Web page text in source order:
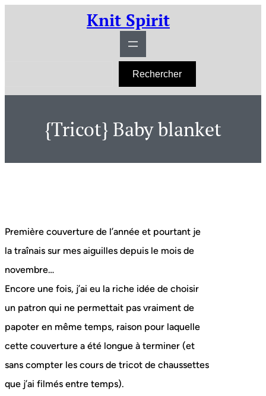
Knit Spirit
h
Rechercher
{Tricot} Baby blanket
Première couverture de l’année et pourtant je
la traînais sur mes aiguilles depuis le mois de
novembre…
Encore une fois, j’ai eu la riche idée de choisir
un patron qui ne permettait pas vraiment de
papoter en même temps, raison pour laquelle
cette couverture a été longue à terminer (et
sans compter les cours de tricot de chaussettes
que j’ai filmés entre temps).